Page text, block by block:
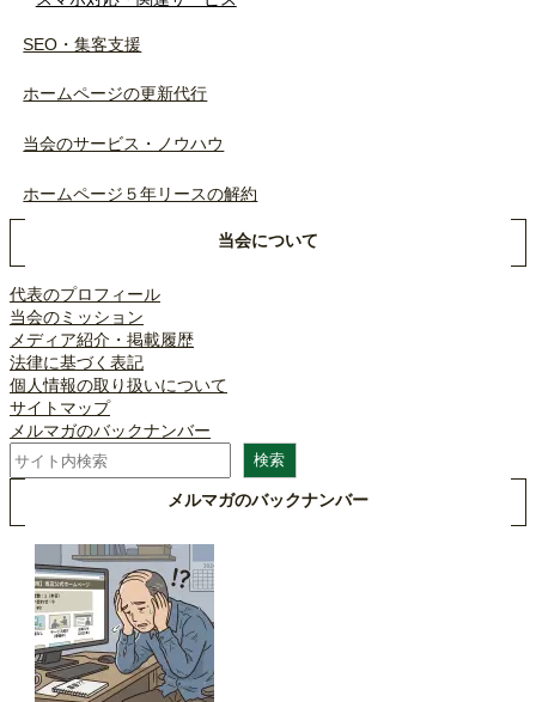
SEO・集客支援
ホームページの更新代行
当会のサービス・ノウハウ
ホームページ５年リースの解約
当会について
代表のプロフィール
当会のミッション
メディア紹介・掲載履歴
法律に基づく表記
個人情報の取り扱いについて
サイトマップ
メルマガのバックナンバー
検
索
検索
メルマガのバックナンバー